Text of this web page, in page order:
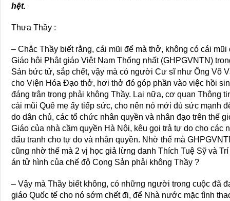
hệt.
Thưa Thầy :
– Chắc Thầy biết rằng, cái mũi để mà thở, không có cái
Giáo hội Phật giáo Việt Nam Thống nhất (GHPGVNTN)
Sản bức tử, sắp chết, vậy mà có người Cư sĩ như Ông Võ
cho Viện Hóa Đạo thở, hơi thở đó góp phần vào việc hồi
đáng trân trọng phải không Thầy. Lại nữa, cơ quan Thông
cái mũi Quê mẹ ấy tiếp sức, cho nên nó mới đủ sức mạnh
do dân chủ, các tổ chức nhân quyền và nhân đạo trên thế
Giáo của nhà cầm quyền Hà Nội, kêu gọi trả tự do cho các
đấu tranh cho tự do và nhân quyền. Nhờ thế mà
cũng nhờ thế mà 2 vị học giả lừng danh Thích Tuệ Sỹ và
án tử hình của chế độ Cọng Sản phải không Thầy ?
– Vậy mà Thầy biết không, có những người trong cuộc đã
giáo Quốc tế cho nó sớm chết đi, để Nhà nước mặc tình